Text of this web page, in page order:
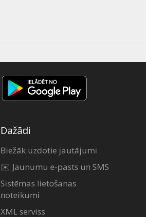
Dažādi
Biežāk uzdotie jautājumi
✉️ Jaunumu e-pasts un SMS
Sistēmas lietošanas
noteikumi
XML serviss